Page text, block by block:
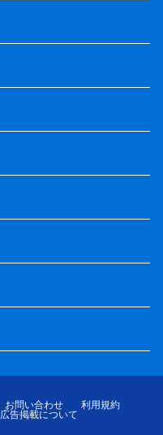
お問い合わせ
利用規約
広告掲載について